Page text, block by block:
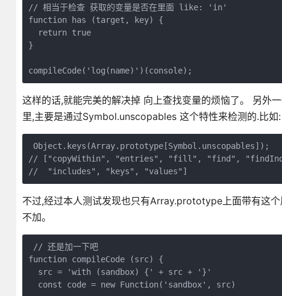
// 相当于检查 获取的变量是否在里面 like: 'in'
function has (target, key) {
  return true
}
compileCode('log(name)')(console);
这样的话,就能完美的解决掉 向上查找变量的烦恼了。 另外
里,主要是通过Symbol.unscopables 这个特性来检测的.比如:
Object.keys(Array.prototype[Symbol.unscopables]);
// ["copyWithin", "entries", "fill", "find",
//  "includes", "keys", "values"]
不过,经过本人测试发现也只有Array.prototype上面带有这
不加。
// 还是加一下吧
function compileCode (src) {
  src = 'with (sandbox) {' + src + '}'
  const code = new Function('sandbox', src)